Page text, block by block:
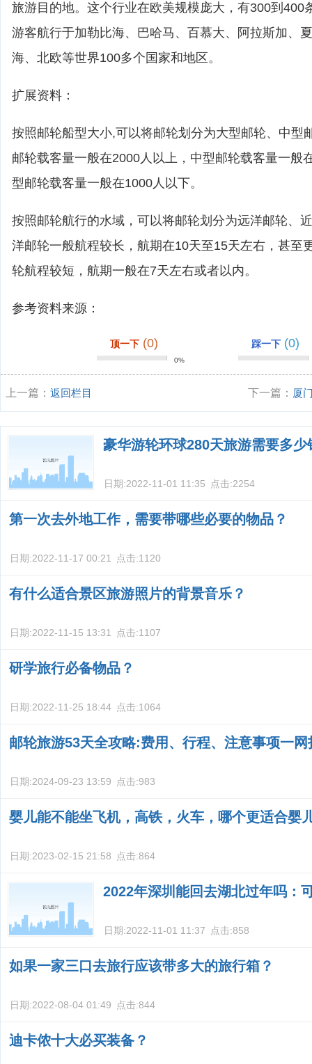
旅游目的地。这个行业在欧美规模庞大，有300到400
游客航行于加勒比海、巴哈马、百慕大、阿拉斯加、
海、北欧等世界100多个国家和地区。
扩展资料：
按照邮轮船型大小,可以将邮轮划分为大型邮轮、中型
邮轮载客量一般在2000人以上，中型邮轮载客量一般
型邮轮载客量一般在1000人以下。
按照邮轮航行的水域，可以将邮轮划分为远洋邮轮、
洋邮轮一般航程较长，航期在10天至15天左右，甚至
轮航程较短，航期一般在7天左右或者以内。
参考资料来源：
顶一下 (0)
0%
踩一下 (0)
上一篇： 返回栏目 下一篇： 厦
豪华游轮环球280天旅游需要多少
日期:2022-11-01 11:35 点击:2254
第一次去外地工作，需要带哪些必要的物品？
日期:2022-11-17 00:21 点击:1120
有什么适合景区旅游照片的背景音乐？
日期:2022-11-15 13:31 点击:1107
研学旅行必备物品？
日期:2022-11-25 18:44 点击:1064
邮轮旅游53天全攻略:费用、行程、注意事项一网
日期:2024-09-23 13:59 点击:983
婴儿能不能坐飞机，高铁，火车，哪个更适合婴
日期:2023-02-15 21:58 点击:864
2022年深圳能回去湖北过年吗：
日期:2022-11-01 11:37 点击:858
如果一家三口去旅行应该带多大的旅行箱？
日期:2022-08-04 01:49 点击:844
迪卡侬十大必买装备？